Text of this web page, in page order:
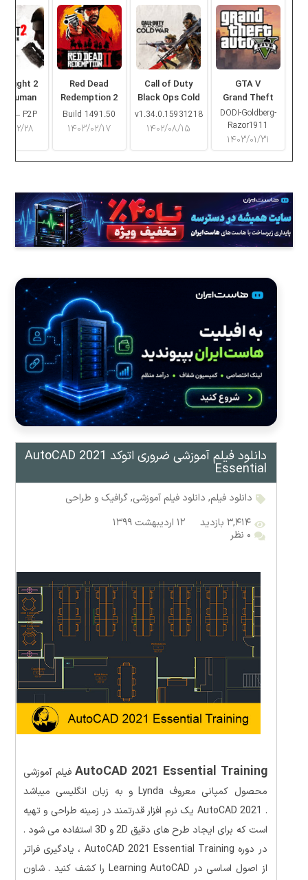
GTA V
Grand Theft
Auto V
DODI-Goldberg-
Razor1911
۱۴۰۳/۰۱/۳۱
Call of Duty
Black Ops Cold
War
v1.34.0.15931218
۱۴۰۲/۰۸/۱۵
Red Dead
Redemption 2
Build 1491.50
۱۴۰۳/۰۲/۱۷
Light 2
Human
– P2P
۱۴۰۳/
دانلود فیلم آموزشی ضروری اتوکد AutoCAD 2021
Essential
دانلود فیلم, دانلود فیلم آموزشی,گرافیک و طراحی
۳,۴۱۴ بازدید
۱۲ اردیبهشت ۱۳۹۹
۰ نظر
AutoCAD 2021 Essential Trainingفیلم آموزشی
محصول کمپانی معروف Lynda و به زبان انگلیسی میباشد
. AutoCAD 2021 یک نرم افزار قدرتمند در زمینه طراحی و تهیه
است که برای ایجاد طرح های دقیق 2D و 3D استفاده می شود .
در دوره AutoCAD 2021 Essential Training ، یادگیری فراتر
از اصول اساسی در Learning AutoCAD را کشف کنید . شاون